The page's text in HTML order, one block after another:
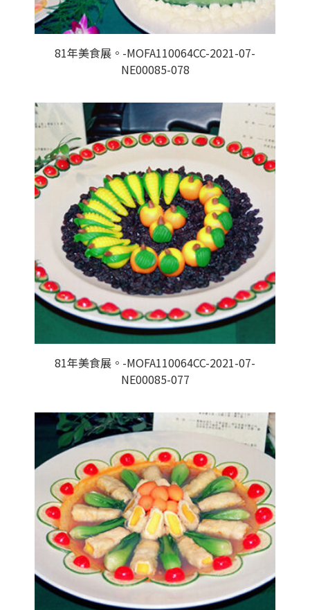
81年美食展。-MOFA110064CC-2021-07-
NE00085-078
81年美食展。-MOFA110064CC-2021-07-
NE00085-077